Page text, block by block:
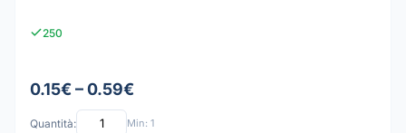
250
0.15€ – 0.59€
Quantità: Min: 1